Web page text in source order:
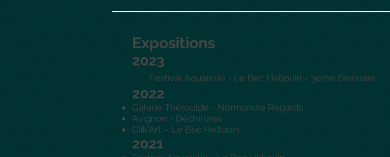
Expositions
2023
Festival Aquarelle - Le Bec Hellouin - 3ème Biennale
2022
Galerie Théroulde - Normandie Regards
Avignon - Déchirures
Clik'Art – Le Bec Hellouin
2021